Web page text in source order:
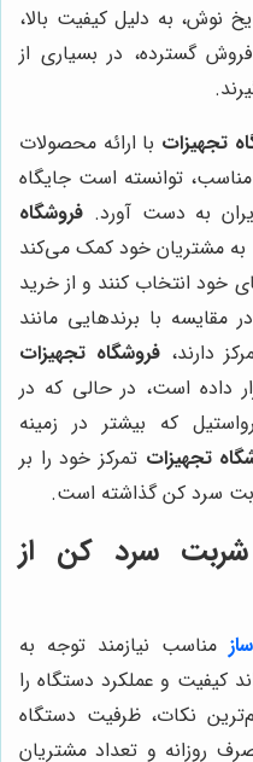
نوش، به دلیل کیفیت بالا،
گسترده، در بسیاری از
تجهیزات با ارائه محصولات
توانسته است جایگاه
به دست آورد. فروشگاه
به مشتریان خود کمک می‌کند
خود انتخاب کنند و از خرید
با برندهایی مانند
دارند،فروشگاه تجهیزات
داده است، در حالی که در
که بیشتر در زمینه
تجهیزات تمرکز خود را بر
سرد کن گذاشته است.
سرد کن از
مناسب نیازمند توجه به
کیفیت و عملکرد دستگاه را
نکات، ظرفیت دستگاه
روزانه و تعداد مشتریان